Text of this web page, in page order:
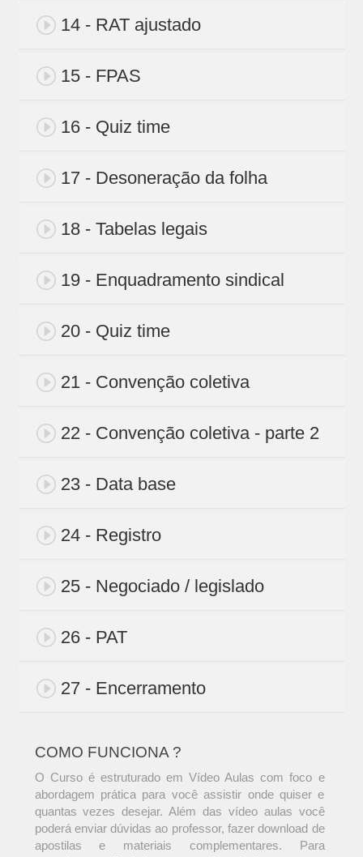
14 - RAT ajustado
15 - FPAS
16 - Quiz time
17 - Desoneração da folha
18 - Tabelas legais
19 - Enquadramento sindical
20 - Quiz time
21 - Convenção coletiva
22 - Convenção coletiva - parte 2
23 - Data base
24 - Registro
25 - Negociado / legislado
26 - PAT
27 - Encerramento
COMO FUNCIONA ?
O Curso é estruturado em Vídeo Aulas com foco e
abordagem prática para você assistir onde quiser e
quantas vezes desejar. Além das vídeo aulas você
poderá enviar dúvidas ao professor, fazer download de
apostilas e materiais complementares. Para